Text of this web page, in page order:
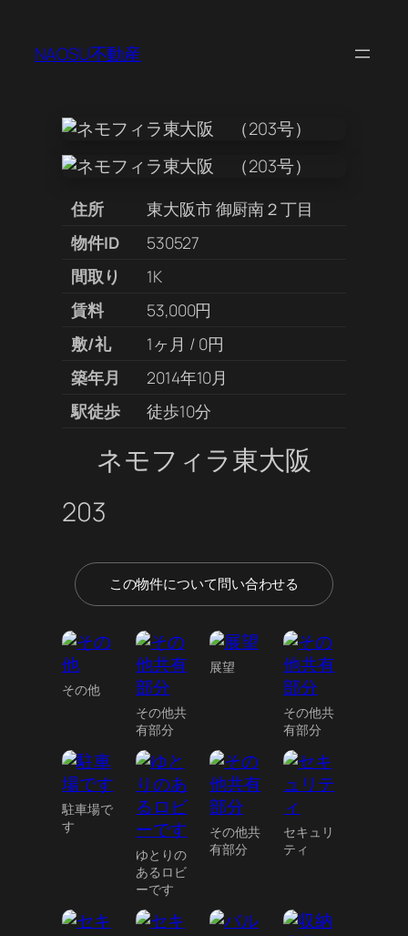
NAOSU不動産
住所
東大阪市 御厨南２丁目
物件ID
530527
間取り
1K
賃料
53,000円
敷/礼
1ヶ月 / 0円
築年月
2014年10月
駅徒歩
徒歩10分
ネモフィラ東大阪
203
この物件について問い合わせる
その他
その他共
有部分
展望
その他共
有部分
駐車場で
す
ゆとりの
あるロビ
ーです
その他共
有部分
セキュリ
ティ